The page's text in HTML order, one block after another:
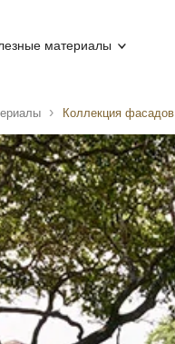
материалы
Коллекция фасадов